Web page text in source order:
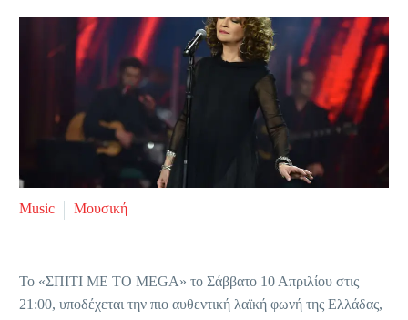
Music Μουσική
Το «ΣΠΙΤΙ ΜΕ ΤΟ MEGA» το Σάββατο 10 Απριλίου στις
21:00, υποδέχεται την πιο αυθεντική λαϊκή φωνή της Ελλάδας,